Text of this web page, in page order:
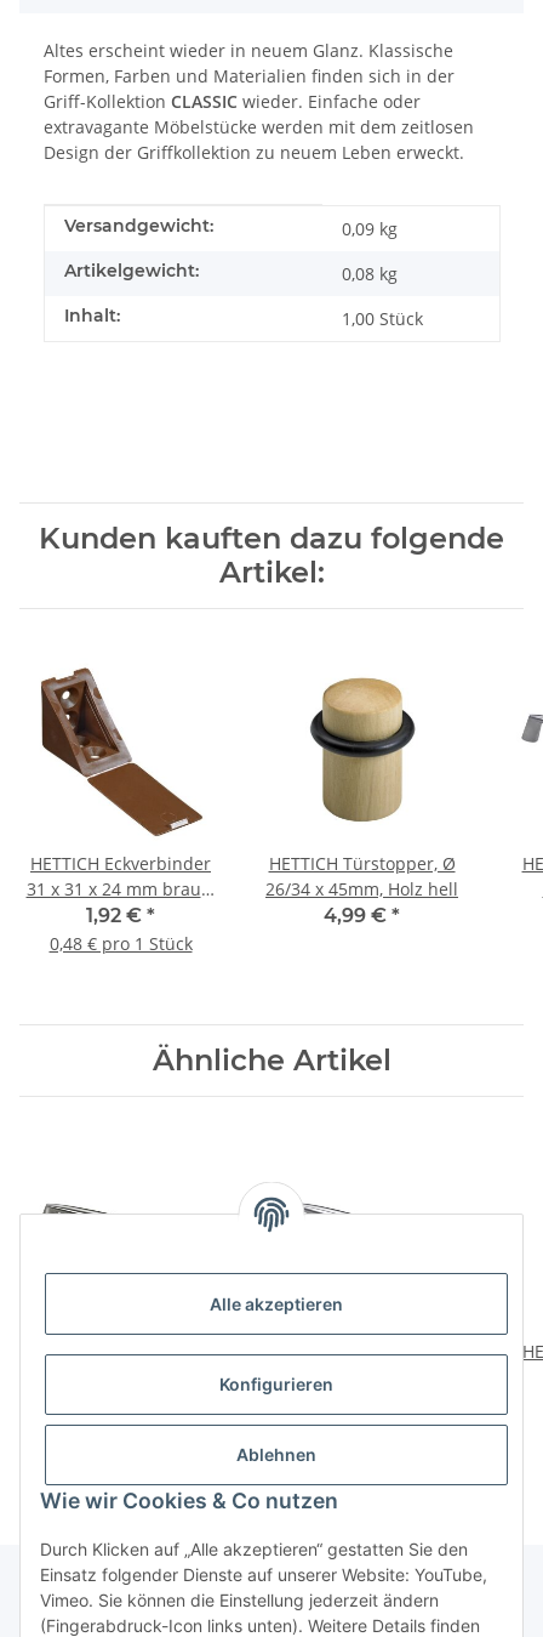
Alle akzeptieren
Konfigurieren
Ablehnen
Wie wir Cookies & Co nutzen
Durch Klicken auf „Alle akzeptieren“ gestatten Sie den
Einsatz folgender Dienste auf unserer Website: YouTube,
Vimeo. Sie können die Einstellung jederzeit ändern
(Fingerabdruck-Icon links unten). Weitere Details finden
Altes erscheint wieder in neuem Glanz. Klassische
Formen, Farben und Materialien finden sich in der
Griff-Kollektion CLASSIC wieder. Einfache oder
extravagante Möbelstücke werden mit dem zeitlosen
Design der Griffkollektion zu neuem Leben erweckt.
Produkteigenschaft
Wert
Versandgewicht: 0,09 kg
Artikelgewicht: 0,08 kg
Inhalt: 1,00 Stück
Kunden kauften dazu folgende
Artikel:
HETTICH Eckverbinder
31 x 31 x 24 mm braun,
4 Stück
1,92 € *
0,48 € pro 1 Stück
HETTICH Türstopper, Ø
26/34 x 45mm, Holz hell
4,99 € *
Ähnliche Artikel
HETTICH Möbelgriff,
Edelstahl-Optik, 148 x 11
HETTICH Möbelgriff,
Zinkdruckguss,
128mm